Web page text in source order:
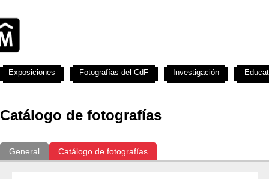
Catálogo de fotografías
General Catálogo de fotografías
Exposiciones Fotografías del CdF Investigación